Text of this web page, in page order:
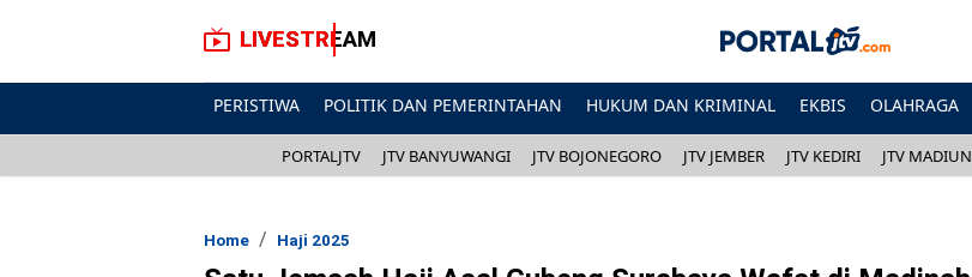
LIVESTREAM
PERISTIWA POLITIK DAN PEMERINTAHAN HUKUM DAN KRIMINAL EKBIS OLAHRAGA
PORTALJTV JTV BANYUWANGI JTV BOJONEGORO JTV JEMBER JTV KEDIRI JTV MADIUN
Home Haji 2025